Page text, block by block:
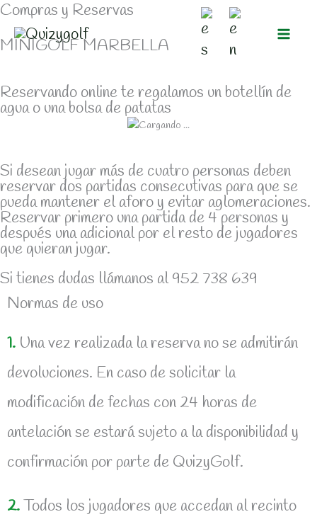
Ir
al
Compras y Reservas
MINIGOLF MARBELLA
Reservando online te regalamos un botellín de
agua o una bolsa de patatas
Si desean jugar más de cuatro personas deben
reservar dos partidas consecutivas para que se
pueda mantener el aforo y evitar aglomeraciones.
Reservar primero una partida de 4 personas y
después una adicional por el resto de jugadores
que quieran jugar.
Si tienes dudas llámanos al 952 738 639
Normas de uso
1. Una vez realizada la reserva no se admitirán
devoluciones. En caso de solicitar la
modificación de fechas con 24 horas de
antelación se estará sujeto a la disponibilidad y
confirmación por parte de QuizyGolf.
2.Todos los jugadores que accedan al recinto